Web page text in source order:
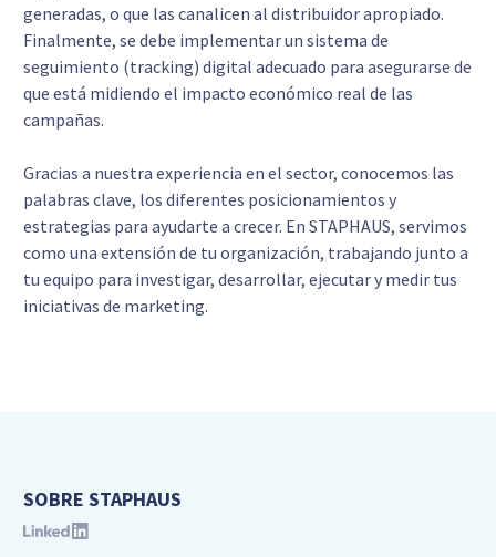
generadas, o que las canalicen al distribuidor apropiado.
Finalmente, se debe implementar un sistema de
seguimiento (tracking) digital adecuado para asegurarse de
que está midiendo el impacto económico real de las
campañas.
Gracias a nuestra experiencia en el sector, conocemos las
palabras clave, los diferentes posicionamientos y
estrategias para ayudarte a crecer. En STAPHAUS, servimos
como una extensión de tu organización, trabajando junto a
tu equipo para investigar, desarrollar, ejecutar y medir tus
iniciativas de marketing.
SOBRE STAPHAUS